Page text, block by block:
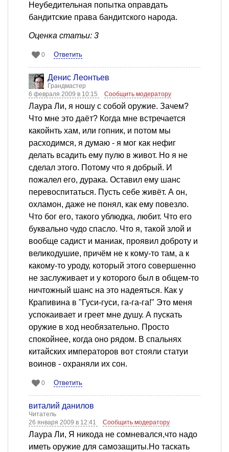
Неубедительная попытка оправдать
бандитские права бандитского народа.
Оценка статьи: 3
0 Ответить
Денис Леонтьев
Грандмастер
6 февраля 2009 в 10:15
Сообщить модератору
Лаура Ли, я ношу с собой оружие. Зачем?
Что мне это даёт? Когда мне встречается
какойнть хам, или гопник, и потом мы
расходимся, я думаю - я мог как нефиг
делать всадить ему пулю в живот. Но я не
сделал этого. Потому что я добрый. И
пожалел его, дурака. Оставил ему шанс
перевоспитаться. Пусть себе живёт. А он,
охламон, даже не понял, как ему повезло.
Что бог его, такого ублюдка, любит. Что его
буквально чудо спасло. Что я, такой злой и
вообще садист и маниак, проявил доброту и
великодушие, причём не к кому-то там, а к
какому-то уроду, который этого совершенно
не заслуживает и у которого был в общем-то
ничтожный шанс на это надеяться. Как у
Крапивина в "Гуси-гуси, га-га-га!" Это меня
успокаивает и греет мне душу. А пускать
оружие в ход необязательно. Просто
спокойнее, когда оно рядом. В спальнях
китайских императоров вот стояли статуи
воинов - охраняли их сон.
0 Ответить
виталий данилов
Читатель
26 января 2009 в 12:41
Сообщить модератору
Лаура Ли, Я никода не сомневался,что надо
иметь оружие для самозащиты.Но таскать